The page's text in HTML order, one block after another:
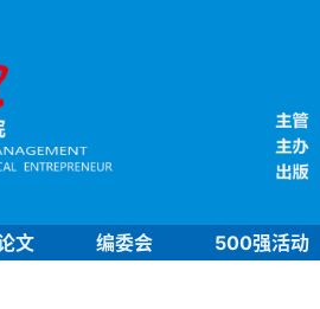
文 编委会 500强活动